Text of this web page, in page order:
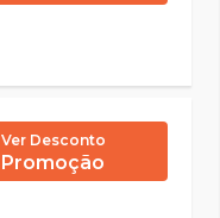
Ver Desconto
Promoção